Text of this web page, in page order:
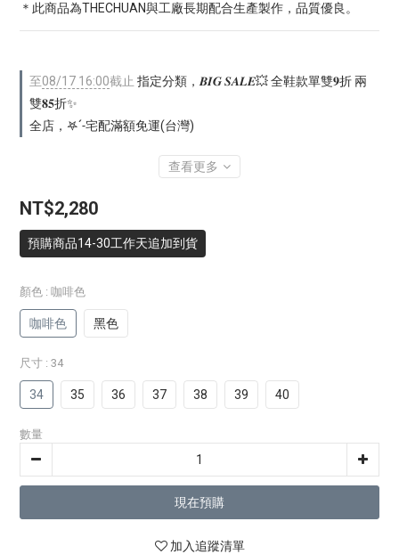
＊此商品為THECHUAN與工廠長期配合生產製作，品質優良。
至08/17 16:00截止 指定分類，𝑩𝑰𝑮 𝑺𝑨𝑳𝑬💥 全鞋款單雙𝟗折 兩
雙𝟖𝟓折✨
全店，𖤐ˊ˗宅配滿額免運(台灣)
查看更多
NT$2,280
預購商品14-30工作天追加到貨
顏色 : 咖啡色
咖啡色 黑色
尺寸 : 34
34 35 36 37 38 39 40
數量
現在預購
加入追蹤清單